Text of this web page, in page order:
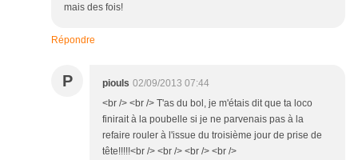
mais des fois!
Répondre
P piouls 02/09/2013 07:44
<br /> <br /> T'as du bol, je m'étais dit que ta loco
finirait à la poubelle si je ne parvenais pas à la
refaire rouler à l'issue du troisième jour de prise de
tête!!!!!<br /> <br /> <br /> <br />